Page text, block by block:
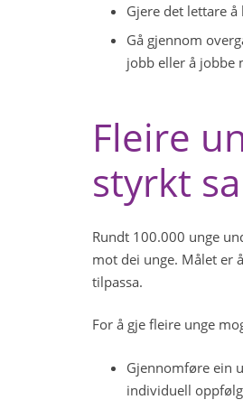
Gjere det lettare
Gå gjennom
jobb eller å jobbe
Fleire
styrkt
Rundt 100.000 unge
mot dei unge. Målet er
tilpassa.
For å gje fleire unge
Gjennomføre ein
individuell